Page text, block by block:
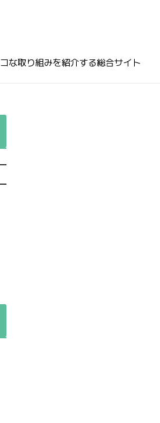
な取り組みを紹介する総合サイト